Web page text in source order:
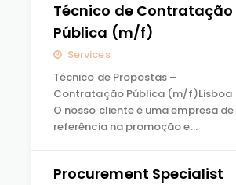
Técnico de Contratação
Pública (m/f)
Services
Técnico de Propostas –
Contratação Pública (m/f)Lisboa
O nosso cliente é uma empresa de
referência na promoção e…
Procurement Specialist